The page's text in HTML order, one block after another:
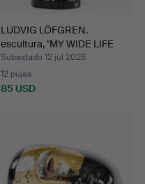
LUDVIG LÖFGREN.
escultura, "MY WIDE LIFE
T…
Subastado 12 jul 2026
12 pujas
85 USD